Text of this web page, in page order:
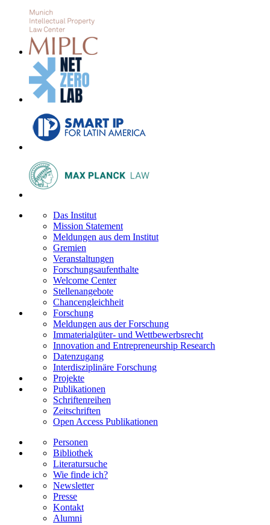
Das Institut
Mission Statement
Meldungen aus dem Institut
Gremien
Veranstaltungen
Forschungsaufenthalte
Welcome Center
Stellenangebote
Chancengleichheit
Forschung
Meldungen aus der Forschung
Immaterialgüter- und Wettbewerbsrecht
Innovation and Entrepreneurship Research
Datenzugang
Interdisziplinäre Forschung
Projekte
Publikationen
Schriftenreihen
Zeitschriften
Open Access Publikationen
Personen
Bibliothek
Literatursuche
Wie finde ich?
Newsletter
Presse
Kontakt
Alumni